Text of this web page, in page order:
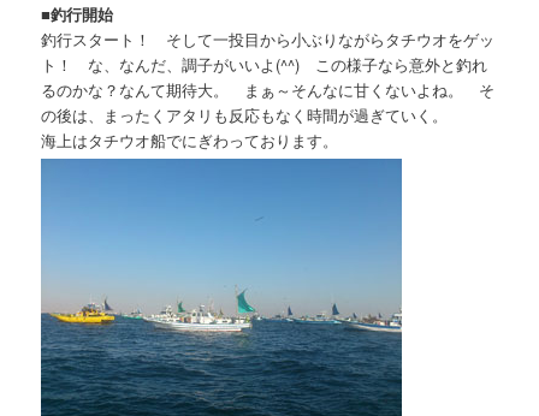
■釣行開始
釣行スタート！ そして一投目から小ぶりながらタチウオをゲッ
ト！ な、なんだ、調子がいいよ(^^) この様子なら意外と釣れ
るのかな？なんて期待大。 まぁ～そんなに甘くないよね。 そ
の後は、まったくアタリも反応もなく時間が過ぎていく。
海上はタチウオ船でにぎわっております。